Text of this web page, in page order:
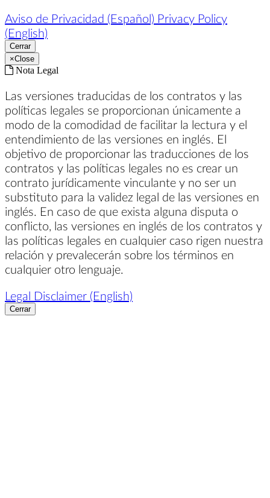
Aviso de Privacidad (Español) Privacy Policy
(English)
Cerrar
×Close
Nota Legal
Las versiones traducidas de los contratos y las
políticas legales se proporcionan únicamente a
modo de la comodidad de facilitar la lectura y el
entendimiento de las versiones en inglés. El
objetivo de proporcionar las traducciones de los
contratos y las políticas legales no es crear un
contrato jurídicamente vinculante y no ser un
substituto para la validez legal de las versiones en
inglés. En caso de que exista alguna disputa o
conflicto, las versiones en inglés de los contratos y
las políticas legales en cualquier caso rigen nuestra
relación y prevalecerán sobre los términos en
cualquier otro lenguaje.
Legal Disclaimer (English)
Cerrar